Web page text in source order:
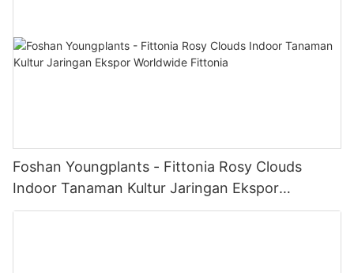
Foshan Youngplants - Fittonia Rosy Clouds
Indoor Tanaman Kultur Jaringan Ekspor
Worldwide Fittonia